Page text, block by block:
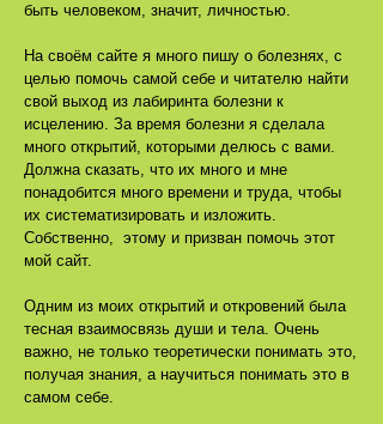
быть человеком, значит, личностью.
На своём сайте я много пишу о болезнях, с
целью помочь самой себе и читателю найти
свой выход из лабиринта болезни к
исцелению. За время болезни я сделала
много открытий, которыми делюсь с вами.
Должна сказать, что их много и мне
понадобится много времени и труда, чтобы
их систематизировать и изложить.
Собственно, этому и призван помочь этот
мой сайт.
Одним из моих открытий и откровений была
тесная взаимосвязь души и тела. Очень
важно, не только теоретически понимать это,
получая знания, а научиться понимать это в
самом себе.